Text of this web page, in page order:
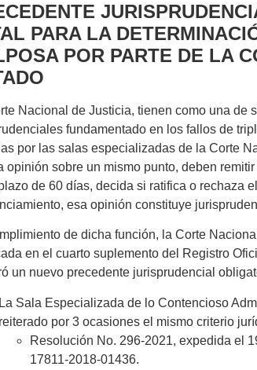
PARA LA
POR PARTE DE LA
Nacional de Justicia, tienen como una
fundamentado en los fallos de
por las salas especializadas de la Corte
opinión sobre un mismo punto, deben
de 60 días, decida si ratifica o rechaza
esa opinión constituye
de dicha función, la Corte
en el cuarto suplemento del Registro
un nuevo precedente jurisprudencial
La Sala Especializada de lo Contencioso
reiterado por 3 ocasiones el mismo criterio
Resolución No. 296-2021, expedida el
17811-2018-01436.